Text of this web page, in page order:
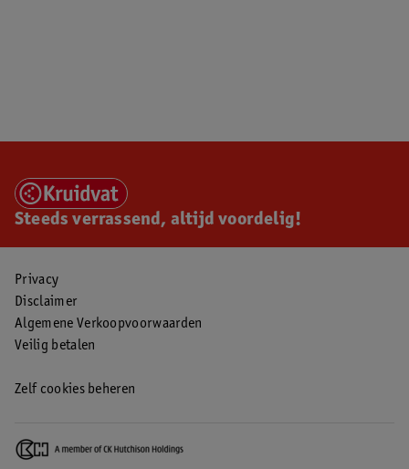
Steeds verrassend, altijd voordelig!
Privacy
Disclaimer
Algemene Verkoopvoorwaarden
Veilig betalen
Zelf cookies beheren